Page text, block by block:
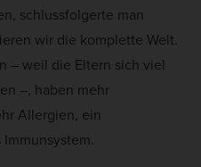
schlussfolgerte man
wir die komplette Welt.
– weil die Eltern sich viel
–, haben mehr
Allergien, ein